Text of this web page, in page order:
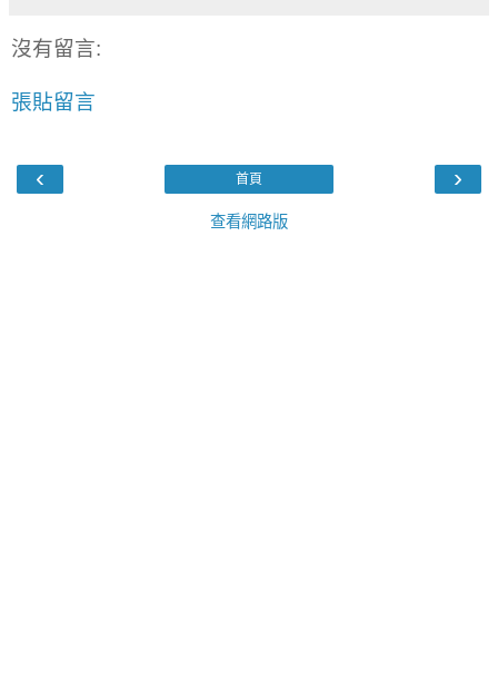
沒有留言:
張貼留言
‹ ›
首頁
查看網路版